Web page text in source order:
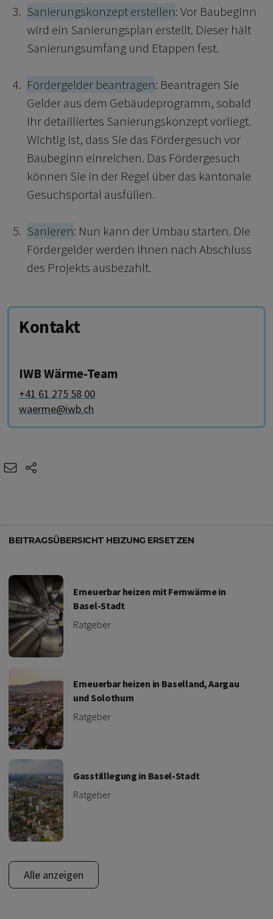
Sanierungskonzept erstellen: Vor Baubeginn
wird ein Sanierungsplan erstellt. Dieser hält
Sanierungsumfang und Etappen fest.
Fördergelder beantragen: Beantragen Sie
Gelder aus dem Gebäudeprogramm, sobald
Ihr detailliertes Sanierungskonzept vorliegt.
Wichtig ist, dass Sie das Fördergesuch vor
Baubeginn einreichen. Das Fördergesuch
können Sie in der Regel über das kantonale
Gesuchsportal ausfüllen.
Sanieren: Nun kann der Umbau starten. Die
Fördergelder werden Ihnen nach Abschluss
des Projekts ausbezahlt.
Kontakt
IWB Wärme-Team
+41 61 275 58 00
waerme@iwb.ch
e-mail
BEITRAGSÜBERSICHT HEIZUNG ERSETZEN
Erneuerbar heizen mit Fernwärme in
Basel-Stadt
Ratgeber
Erneuerbar heizen in Baselland, Aargau
und Solothurn
Ratgeber
Gasstilllegung in Basel-Stadt
Ratgeber
Alle anzeigen